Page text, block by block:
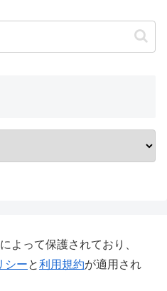
よって保護されており、
シーと利用規約が適用され